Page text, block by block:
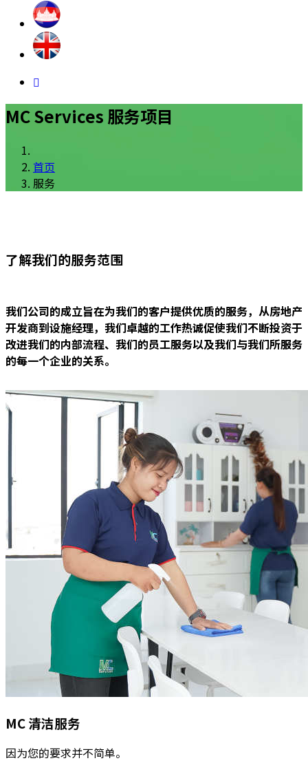
MC Services 服务项目
首页
服务
了解我们的服务范围
我们公司的成立旨在为我们的客户提供优质的服务，从房地产
开发商到设施经理，我们卓越的工作热诚促使我们不断投资于
改进我们的内部流程、我们的员工服务以及我们与我们所服务
的每一个企业的关系。
MC清洁服务
因为您的要求并不简单。